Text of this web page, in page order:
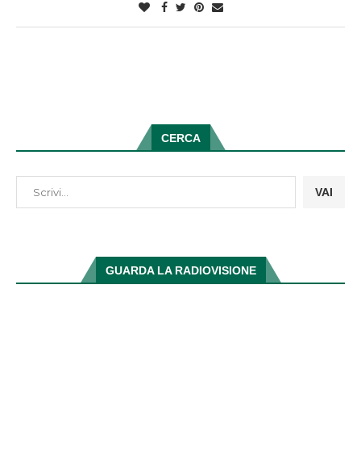
CERCA
VAI
GUARDA LA RADIOVISIONE